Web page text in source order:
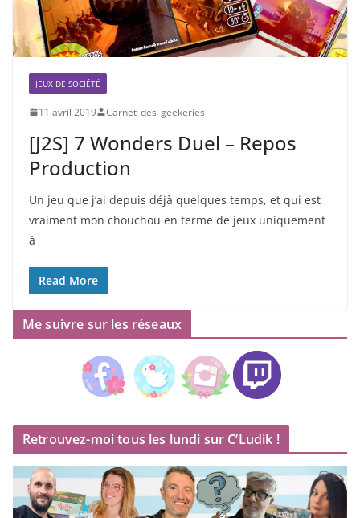
JEUX DE SOCIÉTÉ
11 avril 2019 Carnet_des_geekeries
[J2S] 7 Wonders Duel – Repos
Production
Un jeu que j’ai depuis déjà quelques temps, et qui est
vraiment mon chouchou en terme de jeux uniquement
à
Read More
Me suivre sur les réseaux
Retrouvez-moi tous les lundi sur C’Ludik !